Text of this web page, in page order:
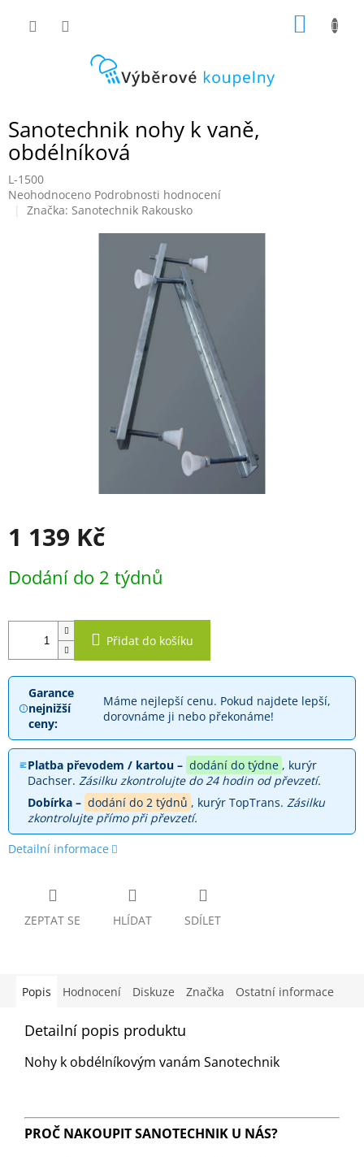
Sanotechnik nohy k vaně,
obdélníková
L-1500
Průměrné
hodnocení
Neohodnoceno Podrobnosti hodnocení
Značka: Sanotechnik Rakousko
1 139 Kč
cena:
Dodání do 2 týdnů
Přidat do košíku
Garance
nejnižší
ceny:
Máme nejlepší cenu. Pokud najdete lepší,
dorovnáme ji nebo překonáme!
Platba převodem / kartou – dodání do týdne , kurýr
Dachser. Zásilku zkontrolujte do 24 hodin od převzetí.
Dobírka – dodání do 2 týdnů , kurýr TopTrans. Zásilku
zkontrolujte přímo při převzetí.
Detailní informace
ZEPTAT SE HLÍDAT SDÍLET
Popis Hodnocení Diskuze Značka Ostatní informace
Detailní popis produktu
Nohy k obdélníkovým vanám Sanotechnik
PROČ NAKOUPIT SANOTECHNIK U NÁS?